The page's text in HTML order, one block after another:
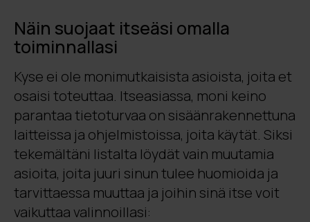
Näin suojaat itseäsi omalla
toiminnallasi
Kyse ei ole monimutkaisista asioista, joita et
osaisi toteuttaa. Itseasiassa, moni keino
parantaa tietoturvaa on sisäänrakennettuna
laitteissa ja ohjelmistoissa, joita käytät. Siksi
tekemältäni listalta löydät vain muutamia
asioita, joita juuri sinun tulee huomioida ja
tarvittaessa muuttaa ja joihin sinä itse voit
vaikuttaa valinnoillasi: